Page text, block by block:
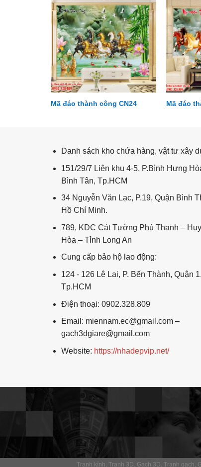
Mã đáo thành công CN24 Mã đáo
Danh sách kho chứa hàng, vật tư xây
151/29/7 Liên khu 4-5, P.Bình Hưng
Bình Tân, Tp.HCM
34 Nguyễn Văn Lạc, P.19, Quận Bình
Hồ Chí Minh.
789, KDC Cát Tường Phú Thạnh –
Hòa – Tỉnh Long An
Cung cấp bảo hộ lao động:
124 - 126 Lê Lai, P. Bến Thành, Quận 1,
Tp.HCM
Điện thoại: 0902.328.809
Email: miennam.ec@gmail.com –
gach3dgiare@gmail.com
Website: https://nhadepvip.net/
Tranh kính Tranh 3D Gạch 3D Tranh gạch